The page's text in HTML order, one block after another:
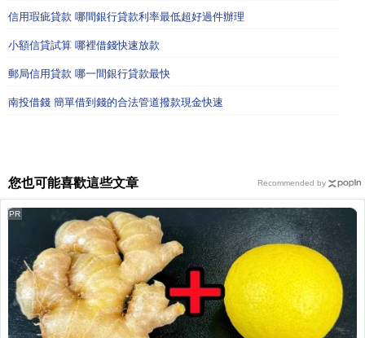
信用瑕疵貸款 哪間銀行貸款利率最低超好過件辦理
小額信貸試算 哪裡借錢快速放款
郵局信用貸款 哪一間銀行貸款最快
南投借錢 簡單借到錢的合法管道撥款現金快速
您也可能喜歡這些文章
PR
Recommended by